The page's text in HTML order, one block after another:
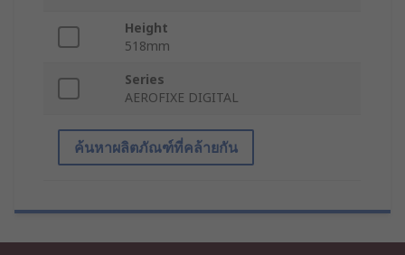
Height
518mm
Series
AEROFIXE DIGITAL
ค้นหาผลิตภัณฑ์ที่คล้ายกัน